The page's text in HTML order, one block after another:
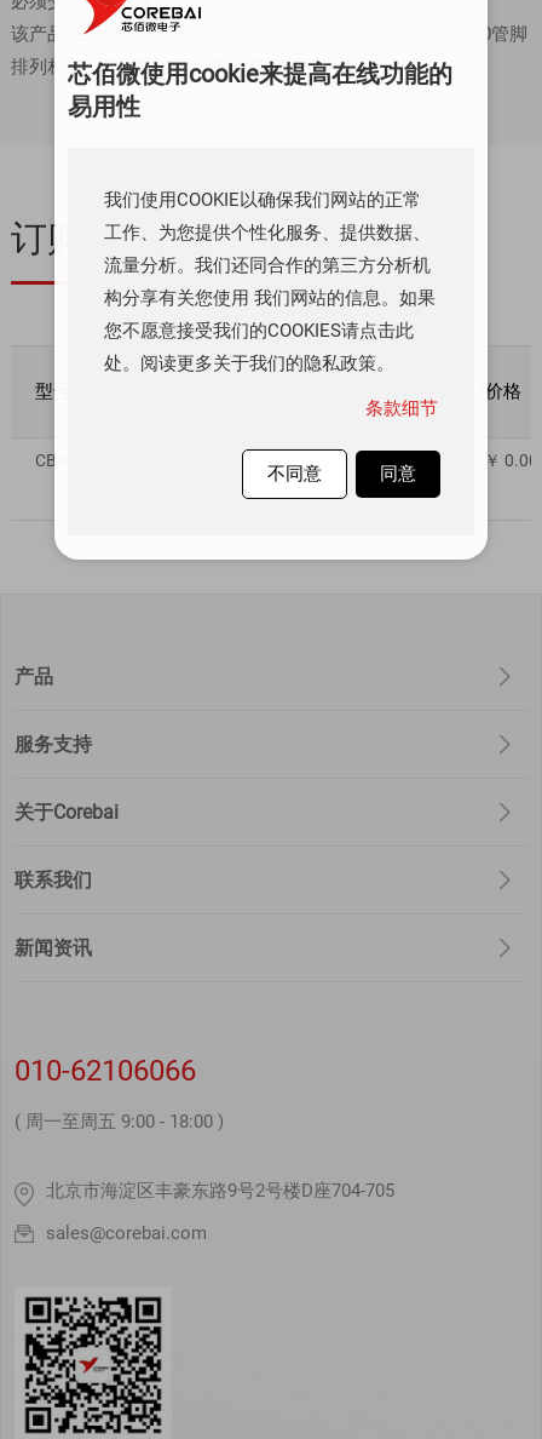
该产品与国外NationalSemiconductor公司产品ADC08D1500管脚
排列相同，功能和性能可直接替换ADC08D1500。
订购与质量
型号 数量/价格
CBM08AD1500QP 工业级 798 1~9 | ￥ 0.00
产品
服务支持
关于Corebai
联系我们
新闻资讯
010-62106066
( 周一至周五 9:00 - 18:00 )
北京市海淀区丰豪东路9号2号楼D座704-705
sales@corebai.com
芯佰微使用cookie来提高在线功能的
易用性
我们使用COOKIE以确保我们网站的正常
工作、为您提供个性化服务、提供数据、
流量分析。我们还同合作的第三方分析机
构分享有关您使用 我们网站的信息。如果
您不愿意接受我们的COOKIES请点击此
处。阅读更多关于我们的隐私政策。
条款细节
不同意 同意